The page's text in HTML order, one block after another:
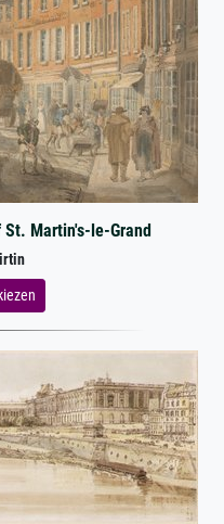
Martin's-le-Grand